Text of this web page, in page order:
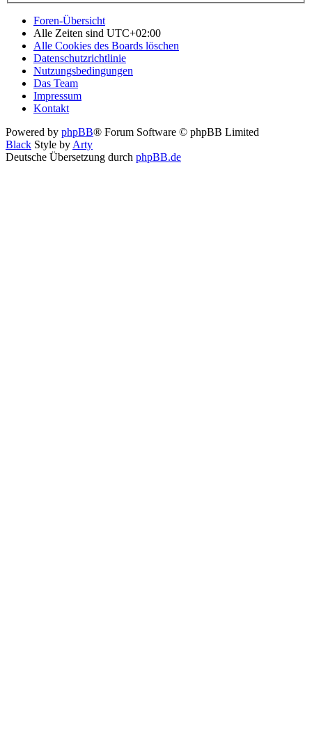
Foren-Übersicht
Alle Zeiten sind UTC+02:00
Alle Cookies des Boards löschen
Datenschutzrichtlinie
Nutzungsbedingungen
Das Team
Impressum
Kontakt
Powered by phpBB® Forum Software © phpBB Limited
Black Style byArty
Deutsche Übersetzung durch phpBB.de